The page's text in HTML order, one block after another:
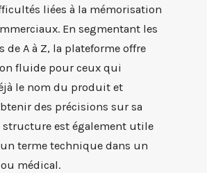
liées à la mémorisation
En segmentant les
de A à Z, la plateforme offre
fluide pour ceux qui
le nom du produit et
des précisions sur sa
structure est également utile
terme technique dans un
médical.